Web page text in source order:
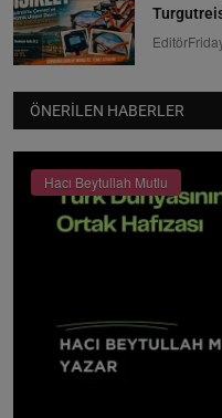
Editör
ÖNERILEN HABERLER
Hacı Beytullah Mutlu